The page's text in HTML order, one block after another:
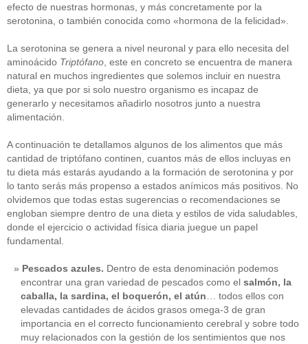
efecto de nuestras hormonas, y más concretamente por la
serotonina, o también conocida como «hormona de la felicidad».
La serotonina se genera a nivel neuronal y para ello necesita del
aminoácido Triptófano, este en concreto se encuentra de manera
natural en muchos ingredientes que solemos incluir en nuestra
dieta, ya que por si solo nuestro organismo es incapaz de
generarlo y necesitamos añadirlo nosotros junto a nuestra
alimentación.
A continuación te detallamos algunos de los alimentos que más
cantidad de triptófano continen, cuantos más de ellos incluyas en
tu dieta más estarás ayudando a la formación de serotonina y por
lo tanto serás más propenso a estados anímicos más positivos. No
olvidemos que todas estas sugerencias o recomendaciones se
engloban siempre dentro de una dieta y estilos de vida saludables,
donde el ejercicio o actividad física diaria juegue un papel
fundamental.
Pescados azules. Dentro de esta denominación podemos
encontrar una gran variedad de pescados como el salmón, la
caballa, la sardina, el boquerón, el atún… todos ellos con
elevadas cantidades de ácidos grasos omega-3 de gran
importancia en el correcto funcionamiento cerebral y sobre todo
muy relacionados con la gestión de los sentimientos que nos